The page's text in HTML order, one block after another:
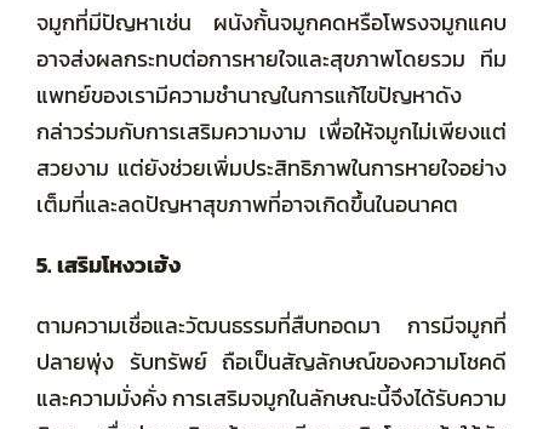
จมูกที่มีปัญหาเช่น ผนังกั้นจมูกคดหรือโพรงจมูกแคบ
อาจส่งผลกระทบต่อการหายใจและสุขภาพโดยรวม ทีม
แพทย์ของเรามีความชำนาญในการแก้ไขปัญหาดัง
กล่าวร่วมกับการเสริมความงาม เพื่อให้จมูกไม่เพียงแต่
สวยงาม แต่ยังช่วยเพิ่มประสิทธิภาพในการหายใจอย่าง
เต็มที่และลดปัญหาสุขภาพที่อาจเกิดขึ้นในอนาคต
5. เสริมโหงวเฮ้ง
ตามความเชื่อและวัฒนธรรมที่สืบทอดมา การมีจมูกที่
ปลายพุ่ง รับทรัพย์ ถือเป็นสัญลักษณ์ของความโชคดี
และความมั่งคั่ง การเสริมจมูกในลักษณะนี้จึงได้รับความ